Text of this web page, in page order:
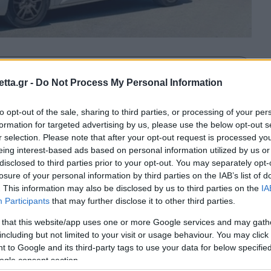
- Do Not Process My Personal Information
opt-out of the sale, sharing to third parties, or processing of your
for targeted advertising by us, please use the below opt-out
selection. Please note that after your opt-out request is processed
interest-based ads based on personal information utilized by us
to third parties prior to your opt-out. You may separately
of your personal information by third parties on the IAB’s list of
This information may also be disclosed by us to third parties on the
Participants that may further disclose it to other third parties.
that this website/app uses one or more Google services and may
but not limited to your visit or usage behaviour. You may
to Google and its third-party tags to use your data for below
consent section.
στα αποτελέσματα αναζήτησης.
στην Google
φονικό στο Αίγιο, από τα
δολοφονίας και αυτοχειρίας.
υπόθεση της διπλής δολοφονίας στο Αίγιο,
και μετά αυτοχειρίας, τη στιγμή που
βασικός κατηγορούμενος, έχει κριθεί